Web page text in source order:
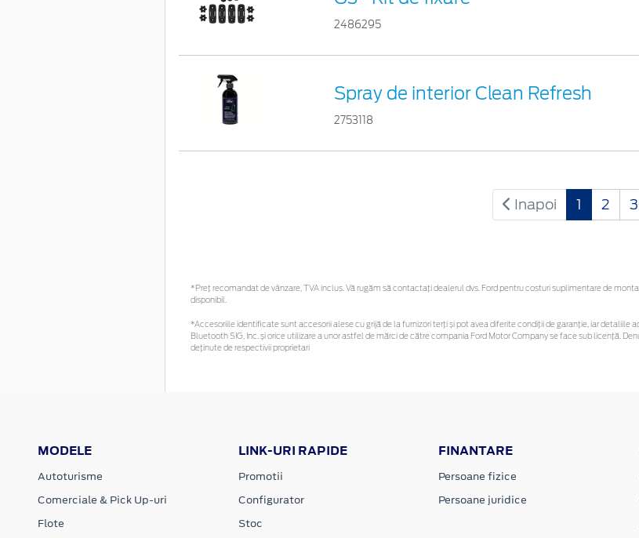
2486295
Spray de interior Clean Refresh
2753118
Inapoi 1 2 3
*Preţ recomandat de vânzare, TVA inclus. Vă rugăm să contactaţi dealerul dvs. Ford pentru costuri suplimentare de
disponibil.
*Accesoriile identificate sunt accesorii alese cu grijă de la furnizori terți și pot avea diferite condiții de garanție, iar
Bluetooth SIG, Inc. și orice utilizare a unor astfel de mărci de către compania Ford Motor Company se face sub licență.
deținute de respectivii proprietari
MODELE
Autoturisme
Comerciale & Pick Up-uri
Flote
LINK-URI RAPIDE
Promotii
Configurator
Stoc
FINANTARE
Persoane fizice
Persoane juridice